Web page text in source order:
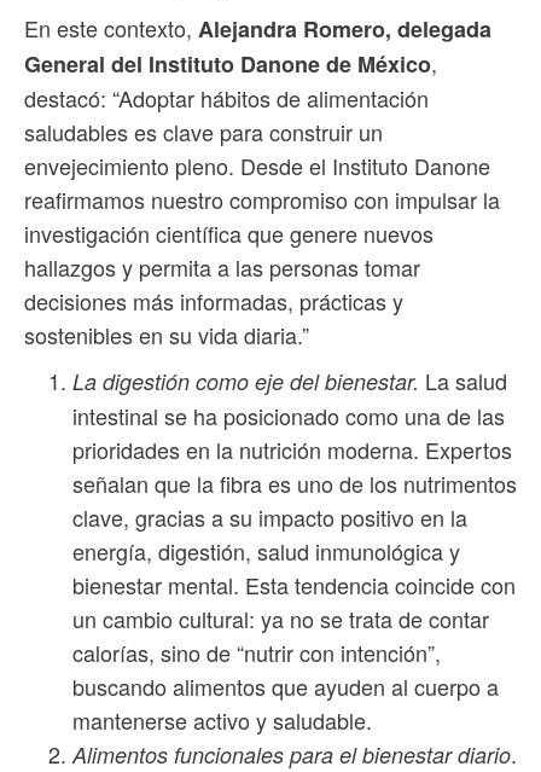
En este contexto, Alejandra Romero, delegada
General del Instituto Danone de México,
destacó: “Adoptar hábitos de alimentación
saludables es clave para construir un
envejecimiento pleno. Desde el Instituto Danone
reafirmamos nuestro compromiso con impulsar la
investigación científica que genere nuevos
hallazgos y permita a las personas tomar
decisiones más informadas, prácticas y
sostenibles en su vida diaria.”
La digestión como eje del bienestar. La salud
intestinal se ha posicionado como una de las
prioridades en la nutrición moderna. Expertos
señalan que la fibra es uno de los nutrimentos
clave, gracias a su impacto positivo en la
energía, digestión, salud inmunológica y
bienestar mental. Esta tendencia coincide con
un cambio cultural: ya no se trata de contar
calorías, sino de “nutrir con intención”,
buscando alimentos que ayuden al cuerpo a
mantenerse activo y saludable.
Alimentos funcionales para el bienestar diario.